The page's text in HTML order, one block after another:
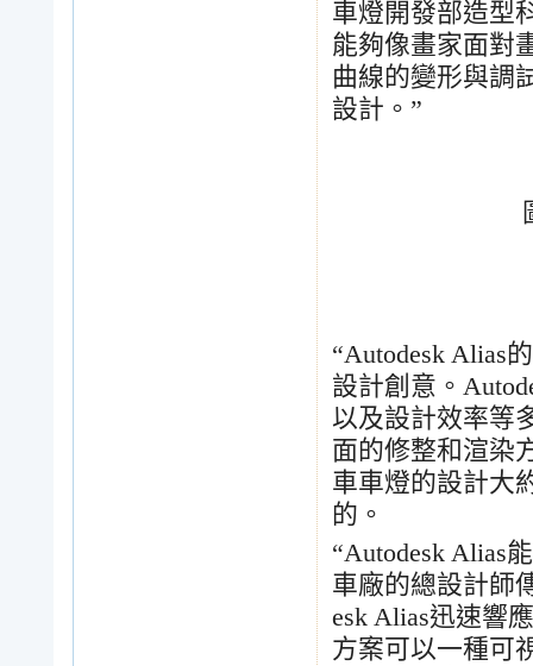
車燈開發部造型
能夠像畫家面對
曲線的變形與調
設計。 ”
“Autodesk Alias
設計創意。
以及設計效率等
面的修整和渲染
車車燈的設計大
的。
“Autodesk Alias
車廠的總設計師
esk Alias迅速響
方案可以一種可